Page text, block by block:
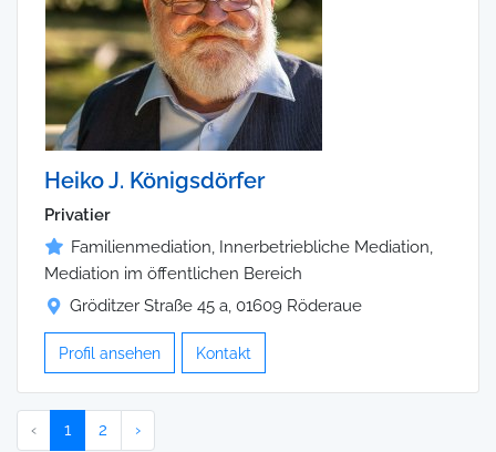
Heiko J. Königsdörfer
Privatier
Familienmediation, Innerbetriebliche Mediation,
Mediation im öffentlichen Bereich
Gröditzer Straße 45 a, 01609 Röderaue
Profil ansehen Kontakt
‹ 1 2 ›